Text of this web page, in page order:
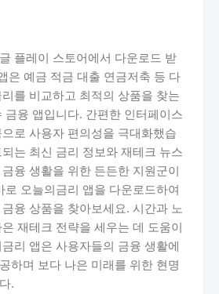
플레이 스토어에서 다운로드 받
은 예금 적금 대출 연금저축 등 다
를 비교하고 최적의 상품을 찾는
금융 앱입니다. 간편한 인터페이스
로 사용자 편의성을 극대화했습
는 최신 금리 정보와 재테크 뉴스
융 생활을 위한 든든한 지원군이
로 오늘의금리 앱을 다운로드하여
융 상품을 찾아보세요. 시간과 노
재테크 전략을 세우는 데 도움이
리 앱은 사용자들의 금융 생활에
하며 보다 나은 미래를 위한 현명
.